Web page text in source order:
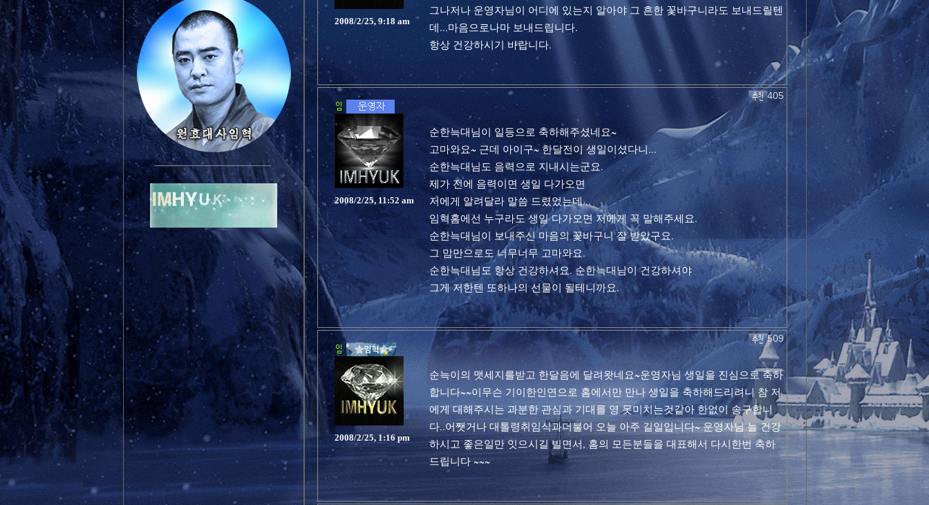
2008/2/25, 9:18 am
그나저나 운영자님이 어디에 있는지 알아야 그 흔한 꽃바구니라도 보내드릴텐
데...마음으로나마 보내드립니다.
항상 건강하시기 바랍니다.
2008/2/25, 11:52 am
405
순한늑대님이 일등으로 축하해주셨네요~
고마와요~ 근데 아이구~ 한달전이 생일이셨다니...
순한늑대님도 음력으로 지내시는군요.
제가 전에 음력이면 생일 다가오면
저에게 알려달라 말씀 드렸었는데...
임혁홈에선 누구라도 생일 다가오면 저에게 꼭 말해주세요.
순한늑대님이 보내주신 마음의 꽃바구니 잘 받았구요.
그 맘만으로도 너무너무 고마와요.
순한늑대님도 항상 건강하셔요. 순한늑대님이 건강하셔야
그게 저한텐 또하나의 선물이 될테니까요.
2008/2/25, 1:16 pm
509
순늑이의 맷세지를받고 한달음에 달려왓네요~운영자님 생일을 진심으로 축하
합니다~~이무슨 기이한인연으로 홈에서만 만나 생일을 축하해드리려니 참 저
에게 대해주시는 과분한 관심과 기대를 영 못미치는것같아 한없이 송구합니
다..어쨋거나 대톨령취임식과더불어 오늘 아주 길일입니다~ 운영자님 늘 건강
하시고 좋은일만 잇으시길 빌면서, 홈의 모든분들을 대표해서 다시한번 축하
드립니다 ~~~